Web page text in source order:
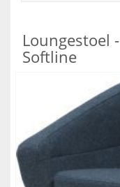
Loungestoel
Softline